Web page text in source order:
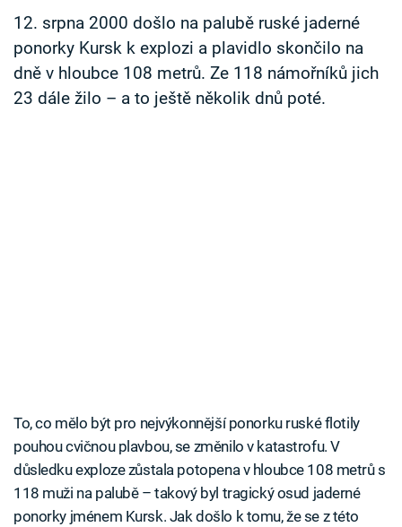
Sledujte nás
12. srpna 2000 došlo na palubě ruské jaderné
ponorky Kursk k explozi a plavidlo skončilo na
dně v hloubce 108 metrů. Ze 118 námořníků jich
23 dále žilo – a to ještě několik dnů poté.
To, co mělo být pro nejvýkonnější ponorku ruské flotily
pouhou cvičnou plavbou, se změnilo v katastrofu. V
důsledku exploze zůstala potopena v hloubce 108 metrů s
118 muži na palubě – takový byl tragický osud jaderné
ponorky jménem Kursk. Jak došlo k tomu, že se z této